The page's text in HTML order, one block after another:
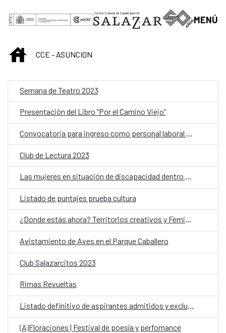
Saltar al contenido principal
MENÚ
INICIOCCE - ASUNCION
Semana de Teatro 2023
Presentación del Libro “Por el Camino Viejo”
Convocatoria para ingreso como personal laboral temporal en la Embajada de España en Asunción
Club de Lectura 2023
Las mujeres en situación de discapacidad dentro del feminismo en paraguay
Listado de puntajes prueba cultura
¿Donde estás ahora? Territorios creativos y Feminismos
Avistamiento de Aves en el Parque Caballero
Club Salazarcitos 2023
Rimas Revueltas
Listado definitivo de aspirantes admitidos y excluidos – llamado a Prueba
(A)Floraciones | Festival de poesía y perfomance